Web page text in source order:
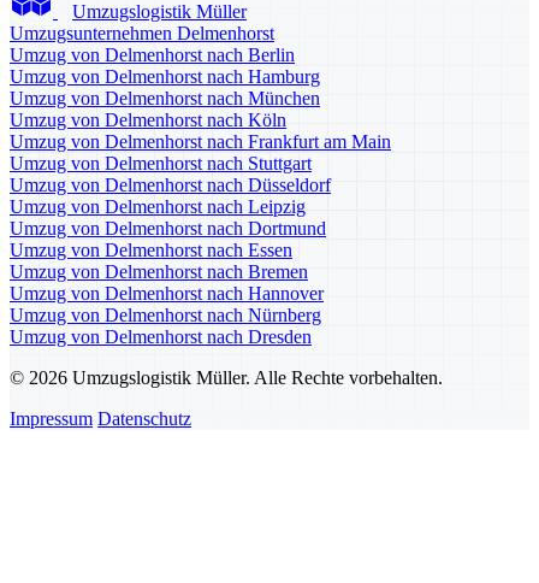
Umzugslogistik Müller
Umzugsunternehmen Delmenhorst
Umzug von Delmenhorst nach Berlin
Umzug von Delmenhorst nach Hamburg
Umzug von Delmenhorst nach München
Umzug von Delmenhorst nach Köln
Umzug von Delmenhorst nach Frankfurt am Main
Umzug von Delmenhorst nach Stuttgart
Umzug von Delmenhorst nach Düsseldorf
Umzug von Delmenhorst nach Leipzig
Umzug von Delmenhorst nach Dortmund
Umzug von Delmenhorst nach Essen
Umzug von Delmenhorst nach Bremen
Umzug von Delmenhorst nach Hannover
Umzug von Delmenhorst nach Nürnberg
Umzug von Delmenhorst nach Dresden
© 2026 Umzugslogistik Müller. Alle Rechte vorbehalten.
Impressum Datenschutz